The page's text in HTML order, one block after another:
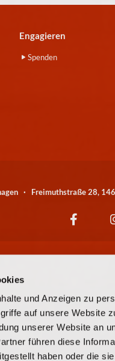
und Anzeigen zu
auf unsere Website
unserer Website an
führen diese
haben oder die
Engagieren
Spenden
· Freimuthstraße 28,
© Evangelische